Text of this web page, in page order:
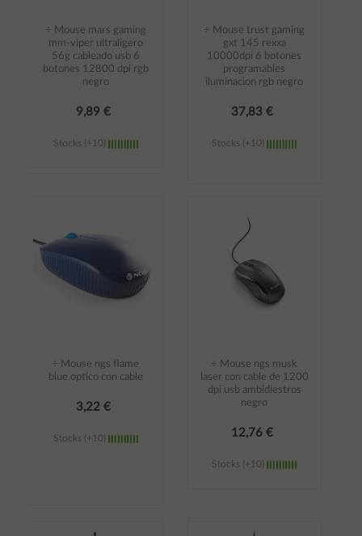
÷ Mouse mars gaming
mm-viper ultraligero
56g cableado usb 6
botones 12800 dpi rgb
negro
9,89 €
Stocks (+10)
÷ Mouse trust gaming
gxt 145 rexxa
10000dpi 6 botones
programables
iluminacion rgb negro
37,83 €
Stocks (+10)
carrito
÷ Mouse ngs flame
blue optico con cable
3,22 €
Stocks (+10)
÷ Mouse ngs musk
laser con cable de 1200
dpi usb ambidiestros
negro
12,76 €
Stocks (+10)